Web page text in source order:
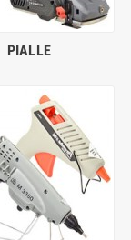
PIALLE